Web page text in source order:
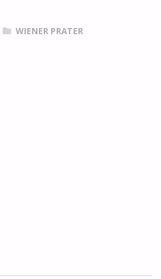
WIENER PRATER